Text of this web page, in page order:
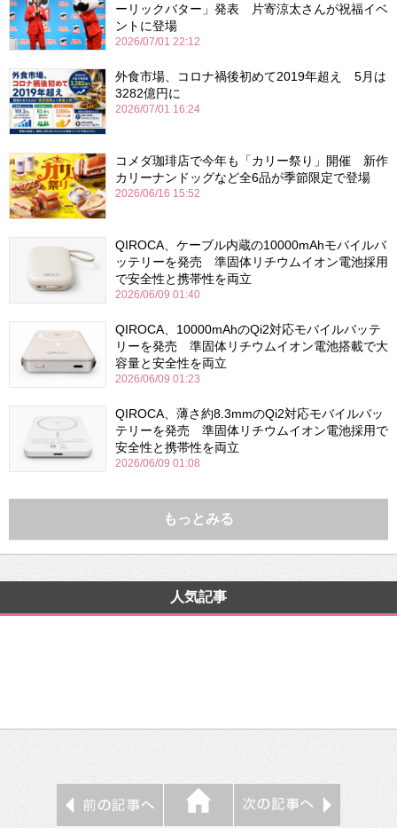
ーリックバター」発表 片寄涼太さんが祝福イベ
ントに登場
2026/07/01 22:12
外食市場、コロナ禍後初めて2019年超え 5月は
3282億円に
2026/07/01 16:24
コメダ珈琲店で今年も「カリー祭り」開催 新作
カリーナンドッグなど全6品が季節限定で登場
2026/06/16 15:52
QIROCA、ケーブル内蔵の10000mAhモバイルバ
ッテリーを発売 準固体リチウムイオン電池採用
で安全性と携帯性を両立
2026/06/09 01:40
QIROCA、10000mAhのQi2対応モバイルバッテ
リーを発売 準固体リチウムイオン電池搭載で大
容量と安全性を両立
2026/06/09 01:23
QIROCA、薄さ約8.3mmのQi2対応モバイルバッ
テリーを発売 準固体リチウムイオン電池採用で
安全性と携帯性を両立
2026/06/09 01:08
もっとみる
人気記事